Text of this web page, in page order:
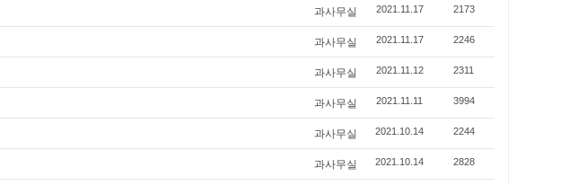
과사무실 2021.11.17 2173
과사무실 2021.11.17 2246
과사무실 2021.11.12 2311
과사무실 2021.11.11 3994
과사무실 2021.10.14 2244
과사무실 2021.10.14 2828